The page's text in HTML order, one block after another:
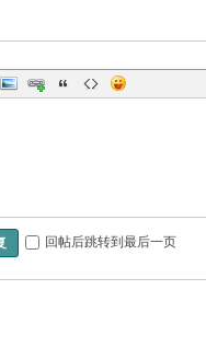
回帖后跳转到最后一页